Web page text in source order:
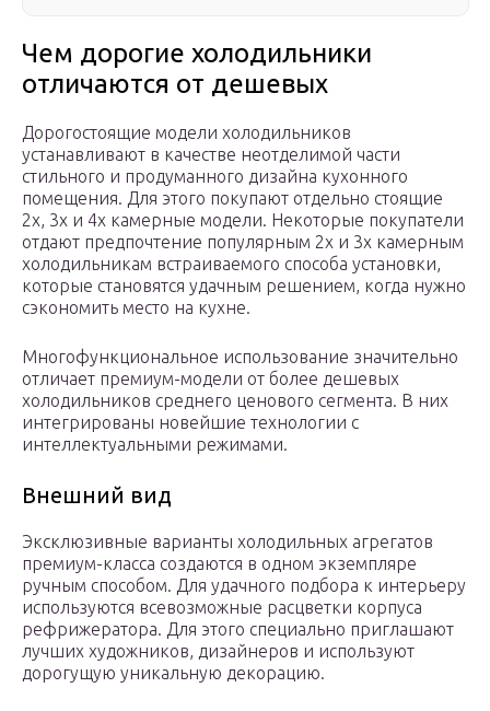
Чем дорогие холодильники
отличаются от дешевых
Дорогостоящие модели холодильников
устанавливают в качестве неотделимой части
стильного и продуманного дизайна кухонного
помещения. Для этого покупают отдельно стоящие
2х, 3х и 4х камерные модели. Некоторые покупатели
отдают предпочтение популярным 2х и 3х камерным
холодильникам встраиваемого способа установки,
которые становятся удачным решением, когда нужно
сэкономить место на кухне.
Многофункциональное использование значительно
отличает премиум-модели от более дешевых
холодильников среднего ценового сегмента. В них
интегрированы новейшие технологии с
интеллектуальными режимами.
Внешний вид
Эксклюзивные варианты холодильных агрегатов
премиум-класса создаются в одном экземпляре
ручным способом. Для удачного подбора к интерьеру
используются всевозможные расцветки корпуса
рефрижератора. Для этого специально приглашают
лучших художников, дизайнеров и используют
дорогущую уникальную декорацию.